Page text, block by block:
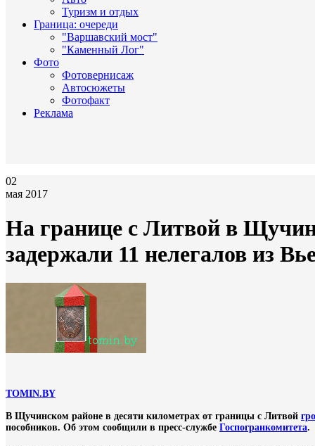
Туризм и отдых
Граница: очереди
"Варшавский мост"
"Каменный Лог"
Фото
Фотовернисаж
Автосюжеты
Фотофакт
Реклама
02
мая 2017
На границе с Литвой в
задержали 11 нелегалов из
TOMIN.BY
В Щучинском районе в десяти километрах от границы с Литвой
пособников. Об этом сообщили в пресс-службе Госпогранкомитета.